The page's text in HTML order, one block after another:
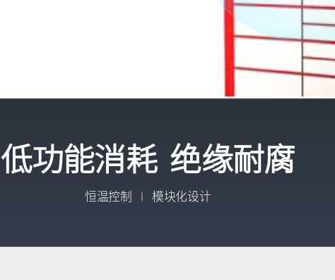
低功能消耗 绝缘耐腐
恒温控制 模块化设计